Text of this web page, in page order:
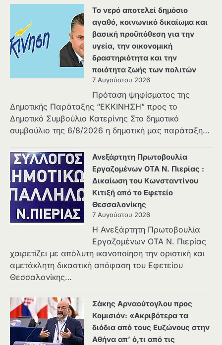
Το νερό αποτελεί δημόσιο
αγαθό, κοινωνικό δικαίωμα και
βασική προϋπόθεση για την
υγεία, την οικονομική
δραστηριότητα και την
ποιότητα ζωής των πολιτών
7 Αυγούστου 2026
Πρόταση ψηφίσματος της
Δημοτικής Παράταξης “ΕΚΚΙΝΗΣΗ” προς το
Δημοτικό Συμβούλιο Κατερίνης Στο δημοτικό
συμβούλιο της 6/8/2026 η δημοτική μας παράταξη…
Ανεξάρτητη Πρωτοβουλία
Εργαζομένων ΟΤΑ Ν. Πιερίας :
Δικαίωση του Κωνσταντίνου
Κιτιξή από το Εφετείο
Θεσσαλονίκης
7 Αυγούστου 2026
Η Ανεξάρτητη Πρωτοβουλία
Εργαζομένων ΟΤΑ Ν. Πιερίας
χαιρετίζει με απόλυτη ικανοποίηση την οριστική και
αμετάκλητη δικαστική απόφαση του Εφετείου
Θεσσαλονίκης…
Σάκης Αρναούτογλου προς
Κομισιόν: «Ακριβότερα τα
διόδια από τους Ευζώνους στην
Αθήνα απ’ ό,τι από τις